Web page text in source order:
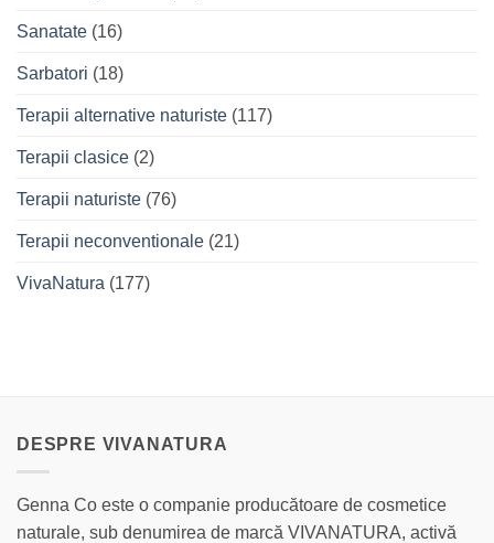
Sanatate (16)
Sarbatori (18)
Terapii alternative naturiste (117)
Terapii clasice (2)
Terapii naturiste (76)
Terapii neconventionale (21)
VivaNatura (177)
DESPRE VIVANATURA
Genna Co este o companie producătoare de cosmetice
naturale, sub denumirea de marcă VIVANATURA, activă